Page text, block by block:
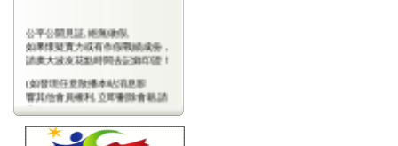
公平公開見証,絕無做假,
如果懷疑實力或有作假戰績成份，
請廣大波友花點時間去記錄印證！
(如發現任意散播本站消息影
響其他會員權利,立即刪除會藉,請
會
員注意)